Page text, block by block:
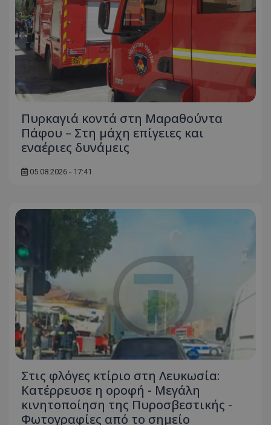
Πυρκαγιά κοντά στη Μαραθούντα
Πάφου – Στη μάχη επίγειες και
εναέριες δυνάμεις
05.08.2026 - 17:41
Στις φλόγες κτίριο στη Λευκωσία:
Κατέρρευσε η οροφή - Μεγάλη
κινητοποίηση της Πυροσβεστικής -
Φωτογραφίες από το σημείο